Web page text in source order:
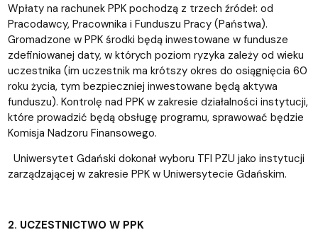
Wpłaty na rachunek PPK pochodzą z trzech źródeł: od
Pracodawcy, Pracownika i Funduszu Pracy (Państwa).
Gromadzone w PPK środki będą inwestowane w fundusze
zdefiniowanej daty, w których poziom ryzyka zależy od wieku
uczestnika (im uczestnik ma krótszy okres do osiągnięcia 60
roku życia, tym bezpieczniej inwestowane będą aktywa
funduszu). Kontrolę nad PPK w zakresie działalności instytucji,
które prowadzić będą obsługę programu, sprawować będzie
Komisja Nadzoru Finansowego.
Uniwersytet Gdański dokonał wyboru TFI PZU jako instytucji
zarządzającej w zakresie PPK w Uniwersytecie Gdańskim.
2. UCZESTNICTWO W PPK